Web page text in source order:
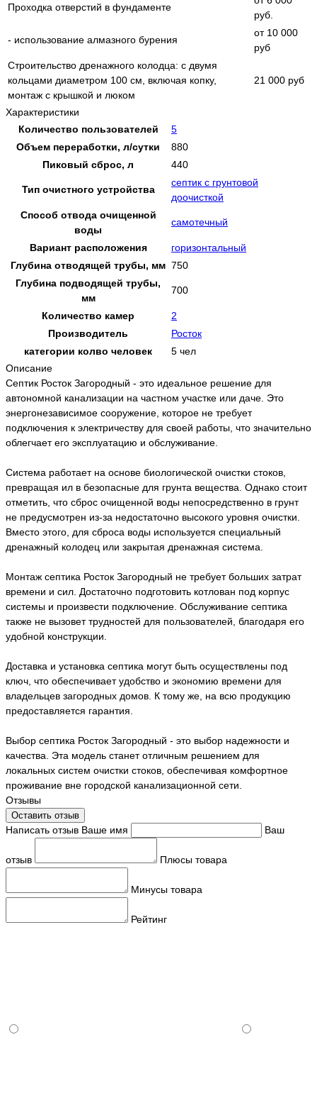
Проходка отверстий в фундаменте
руб.
- использование алмазного бурения
от 10 000
руб
Строительство дренажного колодца: с двумя
кольцами диаметром 100 см, включая копку,
монтаж с крышкой и люком
21 000 руб
Характеристики
Количество пользователей
5
Объем переработки, л/сутки
880
Пиковый сброс, л
440
Тип очистного устройства
септик с грунтовой
доочисткой
Способ отвода очищенной
воды
самотечный
Вариант расположения
горизонтальный
Глубина отводящей трубы, мм 750
Глубина подводящей трубы,
мм
700
Количество камер
2
Производитель
Росток
категории колво человек
5 чел
Описание
Септик Росток Загородный - это идеальное решение для
автономной канализации на частном участке или даче. Это
энергонезависимое сооружение, которое не требует
подключения к электричеству для своей работы, что значительно
облегчает его эксплуатацию и обслуживание.
Система работает на основе биологической очистки стоков,
превращая ил в безопасные для грунта вещества. Однако стоит
отметить, что сброс очищенной воды непосредственно в грунт
не предусмотрен из-за недостаточно высокого уровня очистки.
Вместо этого, для сброса воды используется специальный
дренажный колодец или закрытая дренажная система.
Монтаж септика Росток Загородный не требует больших затрат
времени и сил. Достаточно подготовить котлован под корпус
системы и произвести подключение. Обслуживание септика
также не вызовет трудностей для пользователей, благодаря его
удобной конструкции.
Доставка и установка септика могут быть осуществлены под
ключ, что обеспечивает удобство и экономию времени для
владельцев загородных домов. К тому же, на всю продукцию
предоставляется гарантия.
Выбор септика Росток Загородный - это выбор надежности и
качества. Эта модель станет отличным решением для
локальных систем очистки стоков, обеспечивая комфортное
проживание вне городской канализационной сети.
Отзывы
Оставить отзыв
Написать отзыв Ваше имя Ваш
отзыв Плюсы товара
Минусы товара
Рейтинг